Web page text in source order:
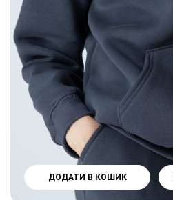
ДОДАТИ В КОШИК